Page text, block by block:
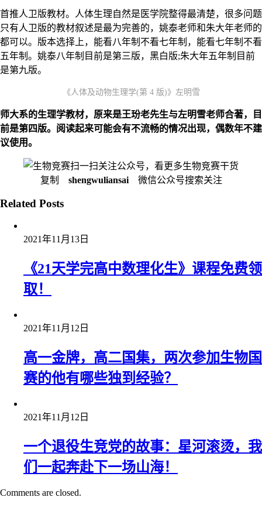
首推人卫版教材。人体生理自然是医学院整得最清楚，很多问题
只有人卫版的教材叙述是最为完善的，姚泰老师和朱大年老师的
都可以。版本选择上，能看八年制不看七年制，能看七年制不看
五年制。姚泰八年制目前是第三版，黑白版;朱大年五年制目前
是第九版。
《人体及动物生理学(第 4 版)》左明雪
师大系的生理学教材，原来是王玢老先生与左明雪老师合著，目
前是第四版。阅读起来可能会有不流畅的情况出现，偶数年不建
议使用。
扫一扫关注公众号，看更多生物竞赛干货
复制 shengwuliansai微信公众号搜索关注
Related Posts
2021年11月13日
《21天学完高中数理化生》课程免费领
取！
2021年11月12日
高一金牌，高二国集，两次参加生物国
赛的他有哪些独到经验？
2021年11月12日
一个退役生竞党的故事：星河滚烫，我
们一起奔赴下一场山海！
Comments are closed.